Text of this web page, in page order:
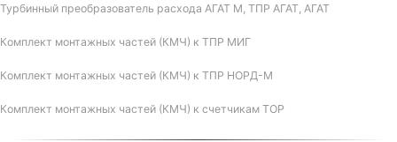
Турбинный преобразователь расхода АГАТ М, ТПР АГАТ, АГАТ
Комплект монтажных частей (КМЧ) к ТПР МИГ
Комплект монтажных частей (КМЧ) к ТПР НОРД-М
Комплект монтажных частей (КМЧ) к счетчикам ТОР